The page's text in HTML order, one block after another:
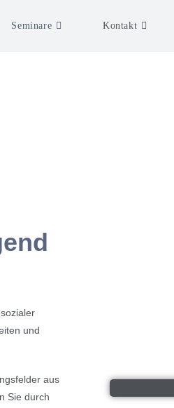
Seminare Kontakt
und
aus
Sie durch